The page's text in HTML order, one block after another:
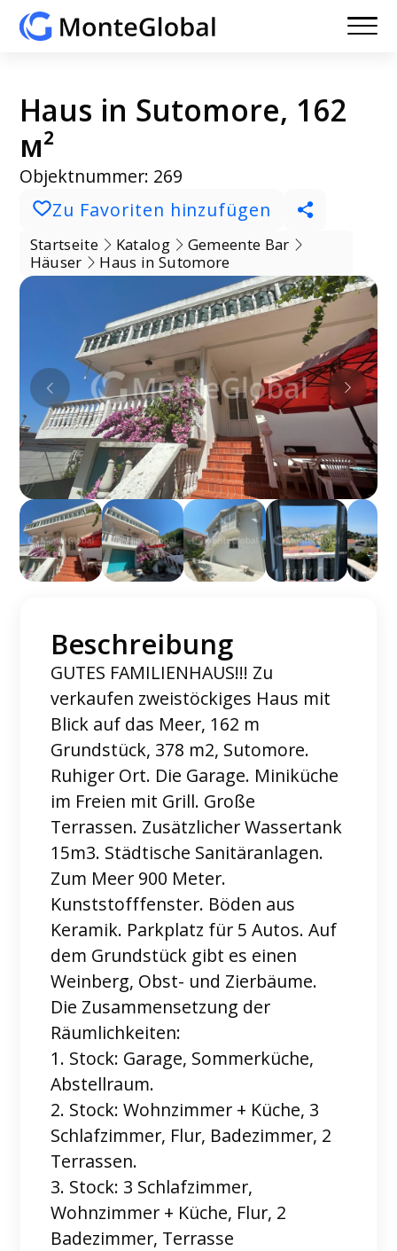
Haus in Sutomore, 162
м²
Objektnummer: 269
Zu Favoriten hinzufügen
Startseite Katalog
Gemeente Bar
Häuser
Haus in Sutomore
Beschreibung
GUTES FAMILIENHAUS!!! Zu
verkaufen zweistöckiges Haus mit
Blick auf das Meer, 162 m
Grundstück, 378 m2, Sutomore.
Ruhiger Ort. Die Garage. Miniküche
im Freien mit Grill. Große
Terrassen. Zusätzlicher Wassertank
15m3. Städtische Sanitäranlagen.
Zum Meer 900 Meter.
Kunststofffenster. Böden aus
Keramik. Parkplatz für 5 Autos. Auf
dem Grundstück gibt es einen
Weinberg, Obst- und Zierbäume.
Die Zusammensetzung der
Räumlichkeiten:
1. Stock: Garage, Sommerküche,
Abstellraum.
2. Stock: Wohnzimmer + Küche, 3
Schlafzimmer, Flur, Badezimmer, 2
Terrassen.
3. Stock: 3 Schlafzimmer,
Wohnzimmer + Küche, Flur, 2
Badezimmer, Terrasse